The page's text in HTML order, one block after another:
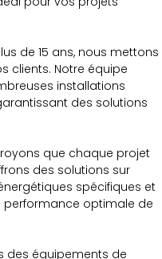
de 15 ans, nous mettons
clients. Notre équipe
installations
des solutions
que chaque projet
des solutions sur
spécifiques et
performance optimale de
des équipements de